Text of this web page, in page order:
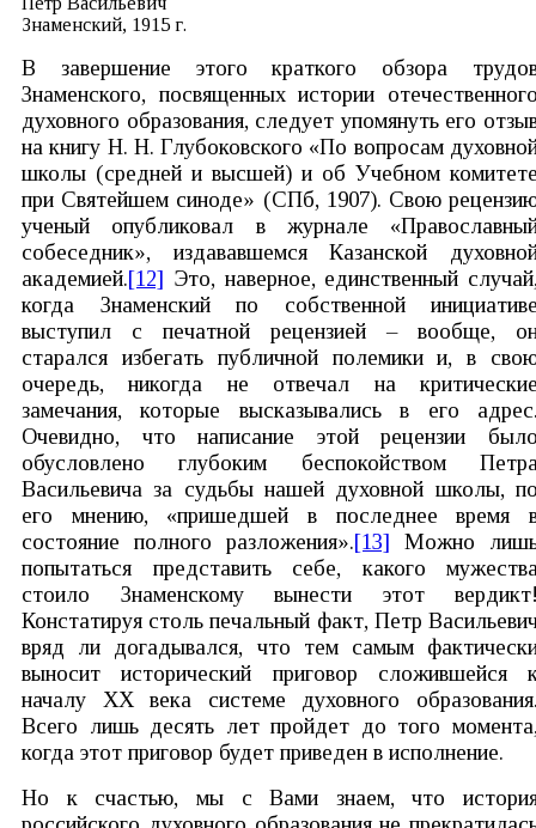
Знаменский, 1915 г.
В завершение этого краткого обзора
Знаменского, посвященных истории
духовного образования, следует упомянуть его
на книгу Н. Н. Глубоковского «По вопросам
школы (средней и высшей) и об Учебном
при Святейшем синоде» (СПб, 1907). Свою
ученый опубликовал в журнале
собеседник», издававшемся Казанской
академией.[12] Это, наверное, единственный
когда Знаменский по собственной
выступил с печатной рецензией – вообще,
старался избегать публичной полемики и, в
очередь, никогда не отвечал на
замечания, которые высказывались в его
Очевидно, что написание этой рецензии
обусловлено глубоким беспокойством
Васильевича за судьбы нашей духовной школы,
его мнению, «пришедшей в последнее время
состояние полного разложения».[13] Можно
попытаться представить себе, какого
стоило Знаменскому вынести этот
Констатируя столь печальный факт, Петр
вряд ли догадывался, что тем самым
выносит исторический приговор сложившейся
началу ХХ века системе духовного
Всего лишь десять лет пройдет до того
когда этот приговор будет приведен в исполнение.
Но к счастью, мы с Вами знаем, что